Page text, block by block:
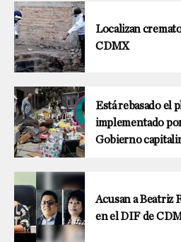
Localizan
CDMX
Está rebasado el
implementado
Gobierno
Acusan a Beatriz
en el DIF de